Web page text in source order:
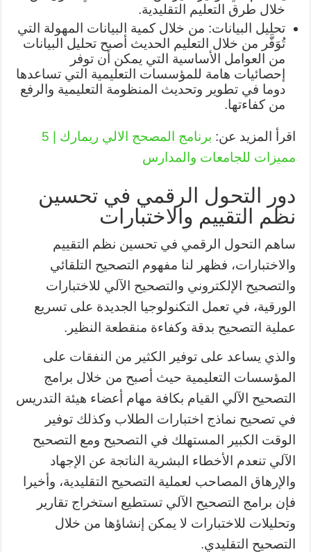
خلال طرق التعليم التقليدية.
تحليل البيانات: من خلال كمية البيانات المهولة التي
تُوَفَّر من خلال التعليم الحديث أصبح تحليل البيانات
من العوامل الأساسية التي يمكن أن توفر
إحصائيات هامة للمؤسسات التعليمية التي تساعدها
دوما في تطوير وتحديث المنظومة التعليمية والرفع
من كفاءتها.
اقرأ المزيد عن:
برنامج المصحح الالي ريمارك | 5
مميزات للجامعات والمدارس
دور التحول الرقمي في تحسين
نظم التقييم والاختبارات
ساهم التحول الرقمي في تحسين نظم التقييم
والاختبارات، فظهر لنا مفهوم التصحيح التلقائي
والتصحيح الإلكتروني والتصحيح الآلي للاختبارات
الورقية، في تعمل التكنولوجيا الجديدة على تسريع
عملية التصحيح بدقة وكفاءة منقطعة النظير.
والذي يساعد على توفير الكثير من النفقات على
المؤسسات التعليمية حيث أصبح من خلال برامج
التصحيح الآلي القيام بكافة مهام أعضاء هيئة التدريس
في تصحيح نماذج اختبارات الطلاب وكذلك توفير
الوقت الكبير المستهلك في التصحيح ومع التصحيح
الآلي تنعدم الأخطاء البشرية الناتجة عن الإجهاد
والإرهاق المصاحب لعملية التصحيح التقليدية، وأخيرا
فإن برامج التصحيح الآلي تستطيع استخراج تقارير
وتحليلات للاختبارات لا يمكن إنشاؤها من خلال
التصحيح التقليدي.